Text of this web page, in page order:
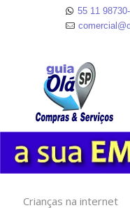
55 11
Crianças na internet